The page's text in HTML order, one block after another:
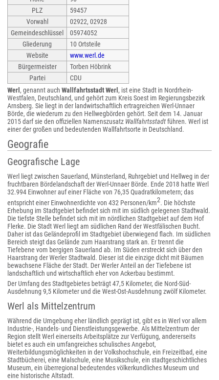
PLZ
59457
Vorwahl
02922, 02928
Gemeindeschlüssel
05974052
Gliederung
10 Ortsteile
Website
www.werl.de
Bürgermeister
Torben Höbrink
Partei
CDU
Werl , genannt auch Wallfahrtsstadt Werl , ist eine Stadt in Nordrhein-
Westfalen, Deutschland, und gehört zum Kreis Soest im Regierungsbezirk
Arnsberg. Sie liegt in der landwirtschaftlich ertragreichen Werl-Unnaer
Börde, die wiederum zu den Hellwegbörden gehört. Seit dem 14. Januar
2015 darf sie den offiziellen Namenszusatz Wallfahrtsstadtführen. Werl ist
einer der großen und bedeutenden Wallfahrtsorte in Deutschland.
Geografie
Geografische Lage
Werl liegt zwischen Sauerland, Münsterland, Ruhrgebiet und Hellweg in der
fruchtbaren Bördelandschaft der Werl-Unnaer Börde. Ende 2018 hatte Werl
32.994 Einwohner auf einer Fläche von 76,35 Quadratkilometern; das
entspricht einer Einwohnerdichte von 432 Personen/km2. Die höchste
Erhebung im Stadtgebiet befindet sich mit im südlich gelegenen Stadtwald.
Die tiefste Stelle befindet sich mit im nördlichen Stadtgebiet auf dem Hof
Flerke. Die Stadt Werl liegt am südlichen Rand der Westfälischen Bucht.
Daher ist das Geländeprofil im Stadtgebiet überwiegend flach. Im südlichen
Bereich steigt das Gelände zum Haarstrang stark an. Er trennt die
Tiefebene vom bergigen Sauerland ab. Im Süden erstreckt sich über den
Haarstrang der Werler Stadtwald. Dieser ist die einzige dicht mit Bäumen
bewachsene Fläche der Stadt. Der Werler Anteil an der Tiefebene ist
landschaftlich und wirtschaftlich eher von Ackerbau bestimmt.
Der Umfang des Stadtgebietes beträgt 47,5 Kilometer, die Nord-Süd-
Ausdehnung 9,5 Kilometer und die West-Ost-Ausdehnung zwölf Kilometer.
Werl als Mittelzentrum
Während die Umgebung eher ländlich geprägt ist, gibt es in Werl vor allem
Industrie-, Handels- und Dienstleistungsgewerbe. Als Mittelzentrum der
Region stellt Werl einerseits Arbeitsplätze zur Verfügung, andererseits
bietet es auch ein umfangreiches schulisches Angebot,
Weiterbildungsmöglichkeiten in der Volkshochschule, ein Freizeitbad, eine
Stadtbücherei, eine Malschule, eine Musikschule, ein stadtgeschichtliches
Museum, ein überregional bedeutendes völkerkundliches Museum und
eine historische Altstadt.